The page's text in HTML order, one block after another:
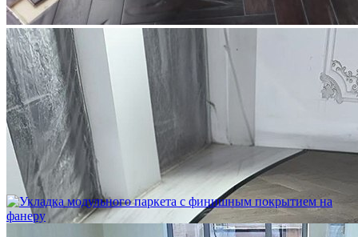
Укладка модульного паркета с мрамором и латунью
3 500 ₽